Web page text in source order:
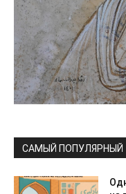
САМЫЙ ПОПУЛЯРНЫЙ